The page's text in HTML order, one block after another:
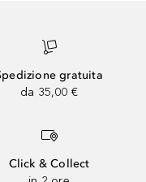
gratuita
da 35,00 €
Click & Collect